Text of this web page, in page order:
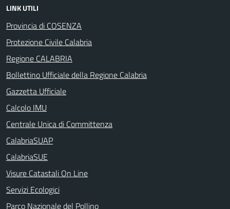
LINK UTILI
Provincia di COSENZA
Protezione Civile Calabria
Regione CALABRIA
Bollettino Ufficiale della Regione Calabria
Gazzetta Ufficiale
Calcolo IMU
Centrale Unica di Committenza
CalabriaSUAP
CalabriaSUE
Visure Catastali On Line
Servizi Ecologici
Parco Nazionale del Pollino